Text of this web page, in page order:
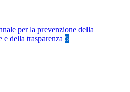
per la prevenzione della
e della trasparenza 5